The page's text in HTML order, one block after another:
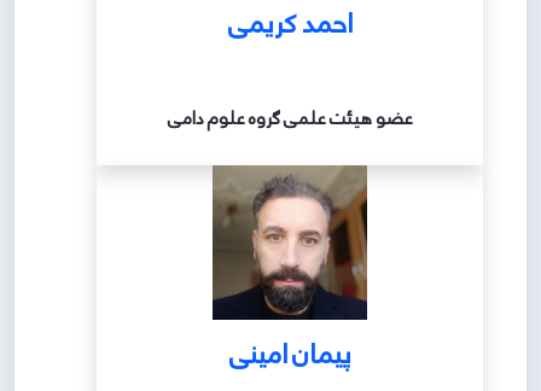
احمد کریمی
عضو هیئت علمی گروه علوم دامی
پیمان امینی